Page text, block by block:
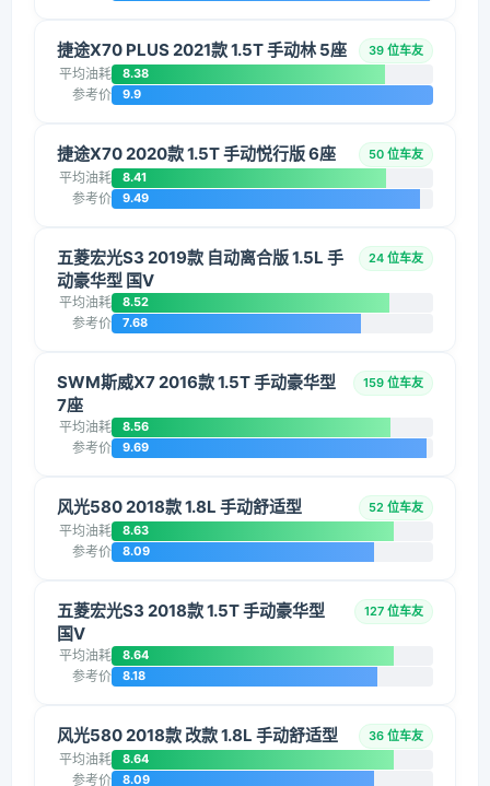
捷途X70 PLUS 2021款 1.5T 手动林 5座 39 位车友
平均油耗 8.38
参考价 9.9
捷途X70 2020款 1.5T 手动悦行版 6座 50 位车友
平均油耗 8.41
参考价 9.49
五菱宏光S3 2019款 自动离合版 1.5L 手
动豪华型 国V
24 位车友
平均油耗 8.52
参考价 7.68
SWM斯威X7 2016款 1.5T 手动豪华型
7座
159 位车友
平均油耗 8.56
参考价 9.69
风光580 2018款 1.8L 手动舒适型 52 位车友
平均油耗 8.63
参考价 8.09
五菱宏光S3 2018款 1.5T 手动豪华型
国V
127 位车友
平均油耗 8.64
参考价 8.18
风光580 2018款 改款 1.8L 手动舒适型 36 位车友
平均油耗 8.64
参考价 8.09